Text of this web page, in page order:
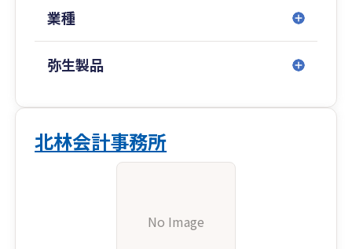
業種
弥生製品
北林会計事務所
No Image